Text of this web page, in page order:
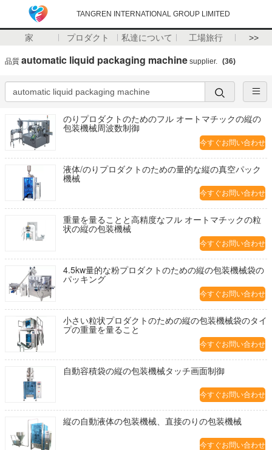
TANGREN INTERNATIONAL GROUP LIMITED
家 プロダクト 私達について 工場旅行 >>
品質 automatic liquid packaging machine supplier. (36)
のりプロダクトのためのフル オートマチックの縦の
包装機械周波数制御
今すぐお問い合わせ
液体/のりプロダクトのための量的な縦の真空パック
機械
今すぐお問い合わせ
重量を量ることと高精度なフル オートマチックの粒
状の縦の包装機械
今すぐお問い合わせ
4.5kw量的な粉プロダクトのための縦の包装機械袋の
パッキング
今すぐお問い合わせ
小さい粒状プロダクトのための縦の包装機械袋のタイ
プの重量を量ること
今すぐお問い合わせ
自動容積袋の縦の包装機械タッチ画面制御
今すぐお問い合わせ
縦の自動液体の包装機械、直接のりの包装機械
今すぐお問い合わせ